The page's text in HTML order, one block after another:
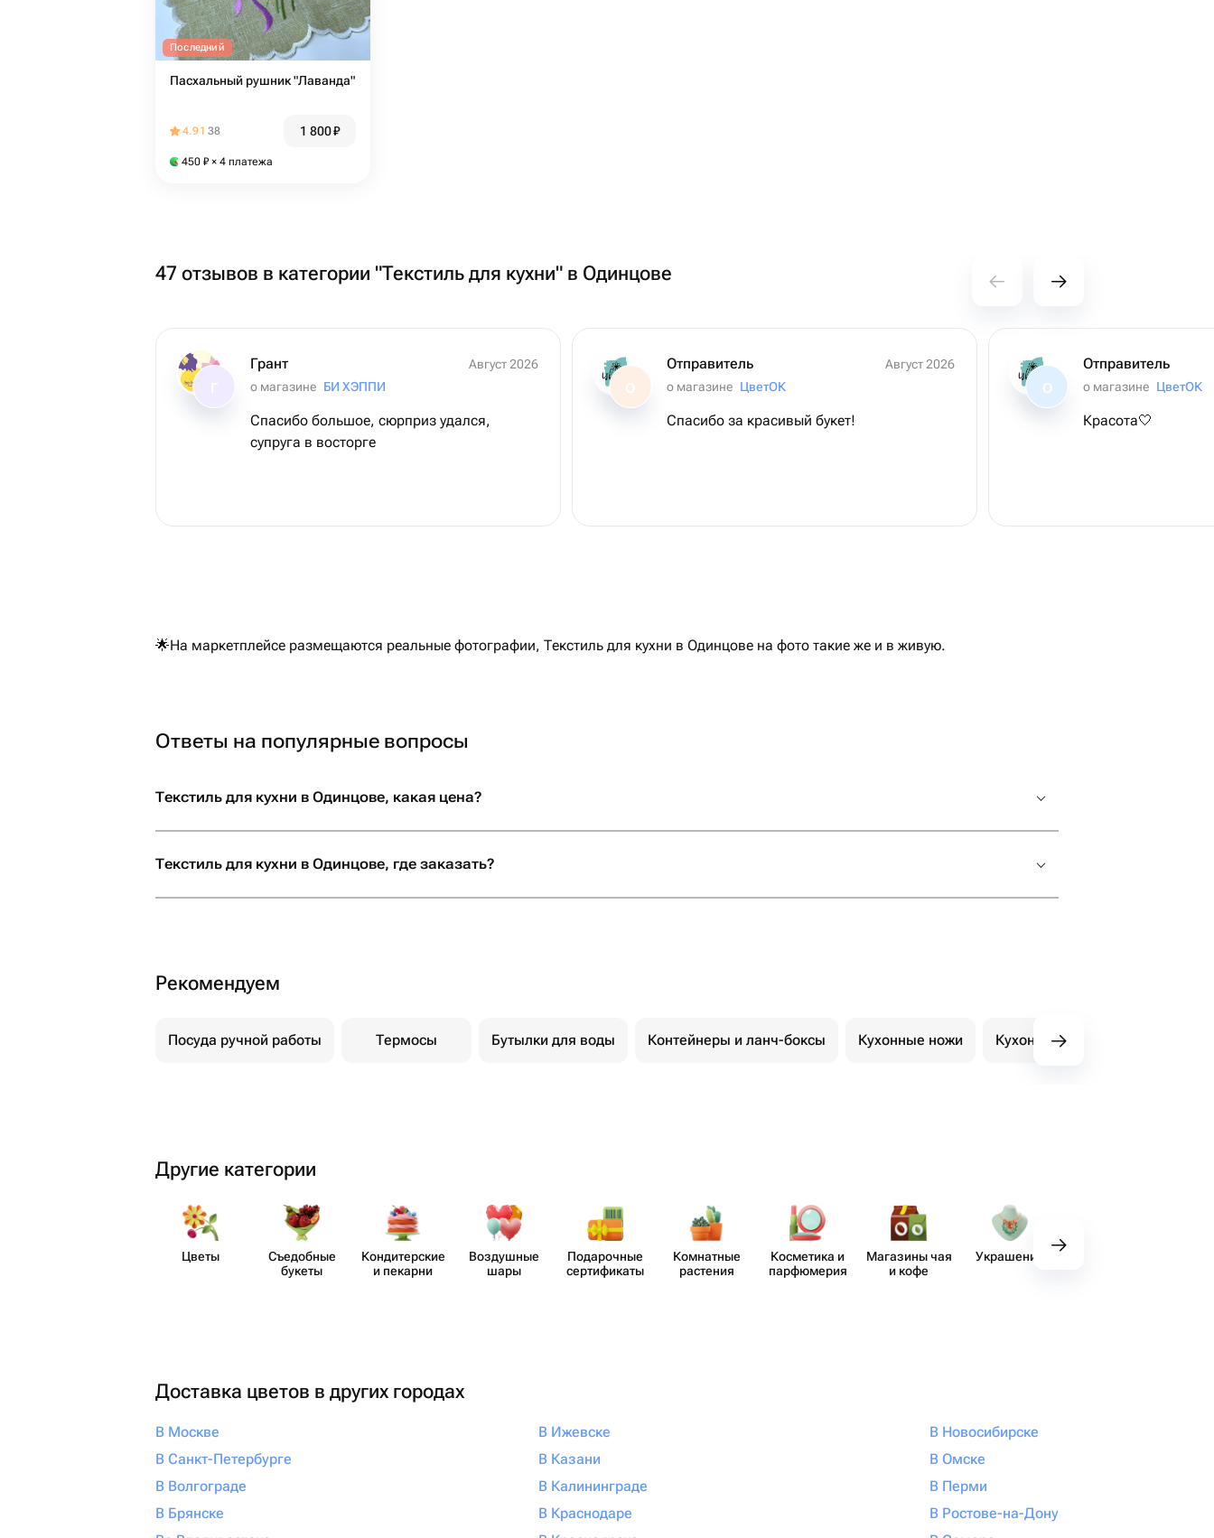
Последний
Пасхальный рушник "Лаванда"
4.91 38 1 800₽
450 ₽ × 4 платежа
47 отзывов в категории "Текстиль для кухни" в Одинцове
Грант
Август 2026
о магазине БИ ХЭППИ
Спасибо большое, сюрприз удался,
супруга в восторге
О
Отправитель
Август 2026
о магазине ЦветОК
Спасибо за красивый букет!
О
Отправитель
о магазине ЦветОК
Красота🤍
🌟На маркетплейсе размещаются реальные фотографии, Текстиль для кухни в Одинцове на фото такие же и в живую.
Ответы на популярные вопросы
Текстиль для кухни в Одинцове, какая цена?
Текстиль для кухни в Одинцове, где заказать?
Рекомендуем
Посуда ручной работы Термосы Бутылки для воды Контейнеры и ланч-боксы Кухонные ножи Кухонные принадлежности
Другие категории
Цветы
Съедобные
букеты
Кондит​ерские
и пекарни
Воздушные
шары
Пода​рочные
серти​фикаты
Комнатные
растения
Косметика и
парф​юмерия
Магазины чая
и кофе
Украшения
Доставка цветов в других городах
В Москве
В Санкт-Петербурге
В Волгограде
В Брянске
В Ижевске
В Казани
В Калининграде
В Краснодаре
В Новосибирске
В Омске
В Перми
В Ростове-на-Дону